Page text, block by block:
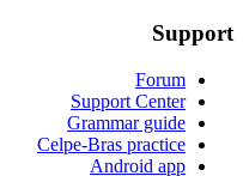
Support
Forum
Support Center
Grammar guide
Celpe-Bras practice
Android app